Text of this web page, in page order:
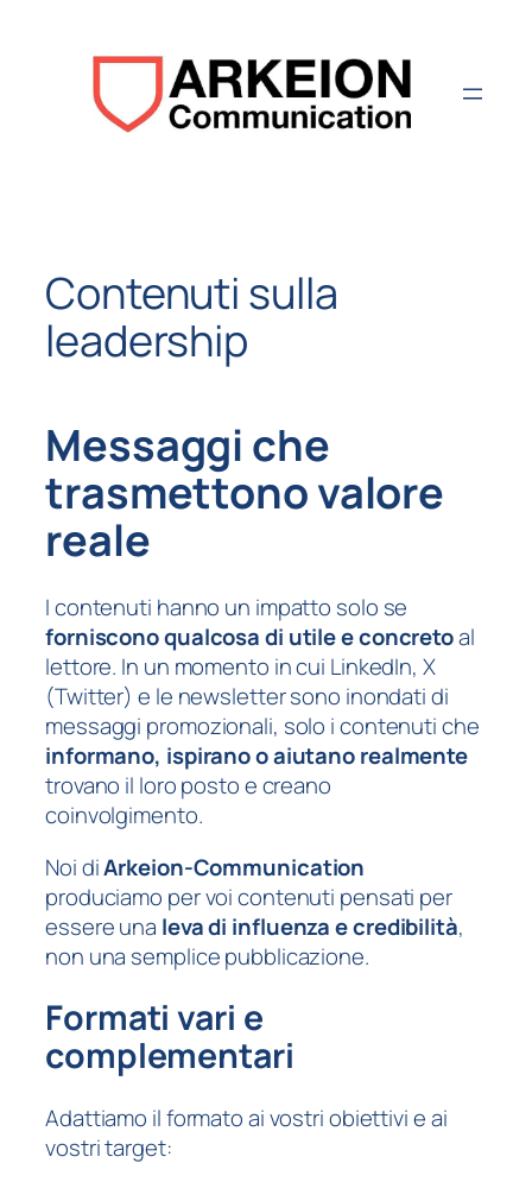
Contenuti sulla
leadership
Messaggi che
trasmettono valore
reale
I contenuti hanno un impatto solo se
forniscono qualcosa di utile e concretoal
lettore. In un momento in cui LinkedIn, X
(Twitter) e le newsletter sono inondati di
messaggi promozionali, solo i contenuti che
informano, ispirano o aiutano realmente
trovano il loro posto e creano
coinvolgimento.
Noi diArkeion-Communication
produciamo per voi contenuti pensati per
essere una leva di influenza e credibilità,
non una semplice pubblicazione.
Formati vari e
complementari
Adattiamo il formato ai vostri obiettivi e ai
vostri target: